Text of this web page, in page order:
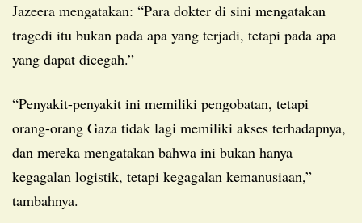
Jazeera mengatakan: “Para dokter di sini mengatakan
tragedi itu bukan pada apa yang terjadi, tetapi pada apa
yang dapat dicegah.”
“Penyakit-penyakit ini memiliki pengobatan, tetapi
orang-orang Gaza tidak lagi memiliki akses terhadapnya,
dan mereka mengatakan bahwa ini bukan hanya
kegagalan logistik, tetapi kegagalan kemanusiaan,”
tambahnya.